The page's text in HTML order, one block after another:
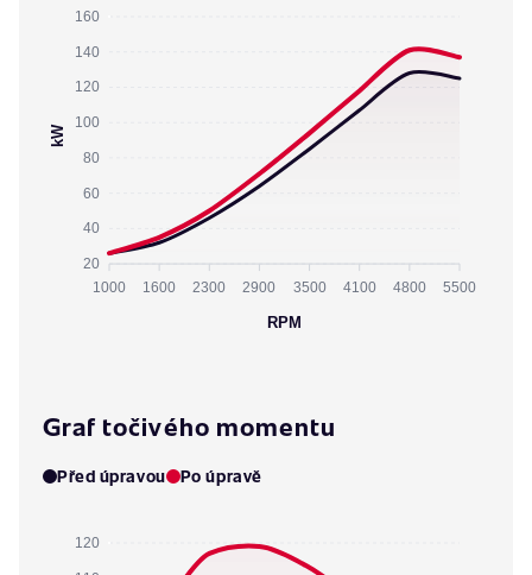
160
140
120
100
80
60
40
20
kW
1000 1600 2300 2900 3500 4100 4800 5500
RPM
Graf točivého momentu
Před úpravou Po úpravě
120